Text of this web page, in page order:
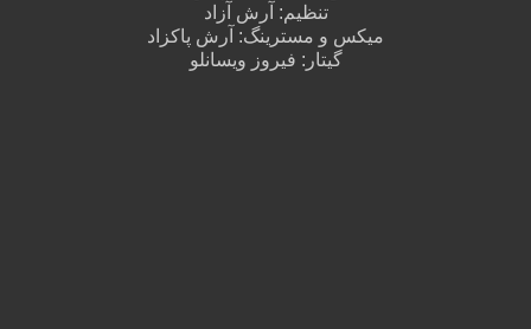
تنظیم: آرش آزاد
میکس و مسترینگ: آرش پاکزاد
گیتار: فیروز ویسانلو